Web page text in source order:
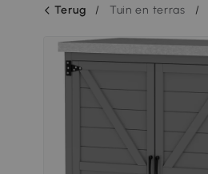
Terug / Tuin en terras /